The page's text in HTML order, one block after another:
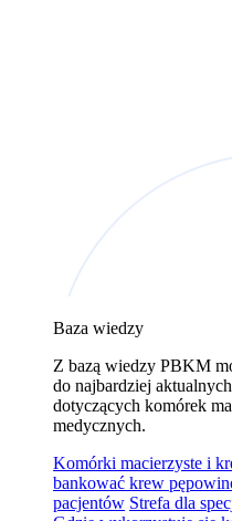
Baza wiedzy
Z bazą wiedzy PBKM
do najbardziej
dotyczących komórek
medycznych.
Komórki macierzyste i
bankować krew
pacjentów Strefa dla